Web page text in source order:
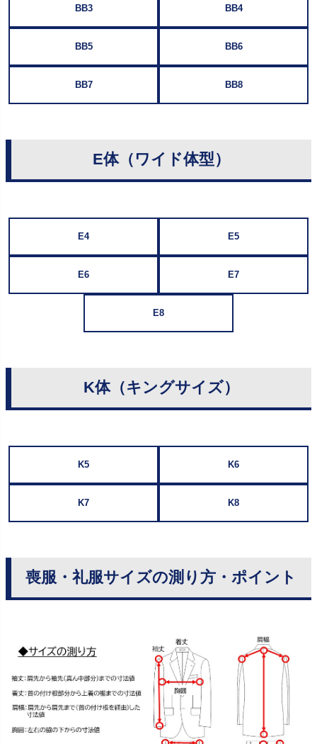
BB3 BB4
BB5 BB6
BB7 BB8
E体（ワイド体型）
E4 E5
E6 E7
E8
K体（キングサイズ）
K5 K6
K7 K8
喪服・礼服サイズの測り方・ポイント